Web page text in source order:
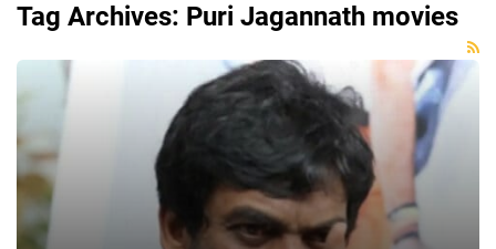
Tag Archives: Puri Jagannath movies